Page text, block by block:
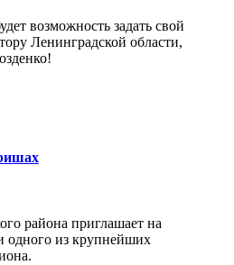
возможность задать свой
Ленинградской области,
района приглашает на
одного из крупнейших